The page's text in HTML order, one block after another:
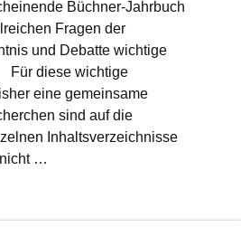
Büchner-Jahrbuch
Fragen der
und Debatte wichtige
Für diese wichtige
eine gemeinsame
sind auf die
Inhaltsverzeichnisse
…